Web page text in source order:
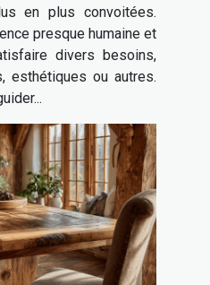
en plus convoitées.
presque humaine et
divers besoins,
esthétiques ou autres.